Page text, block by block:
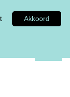
Akkoord